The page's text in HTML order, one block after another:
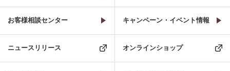
お客様相談センター キャンペーン・イベント情報
ニュースリリース オンラインショップ